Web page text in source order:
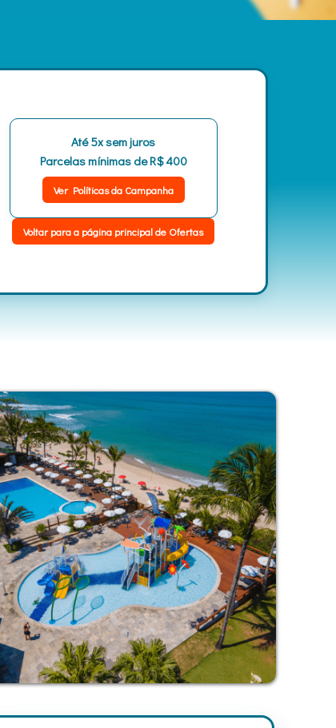
Até 5x sem juros
Parcelas mínimas deR$ 400
Ver Políticas da Campanha
Voltar para a página principal de Ofertas